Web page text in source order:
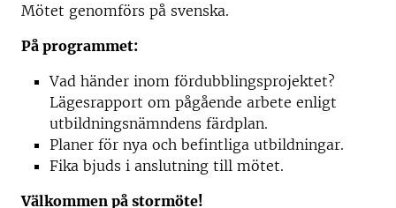
Mötet genomförs på svenska.
På programmet:
Vad händer inom fördubblingsprojektet?
Lägesrapport om pågående arbete enligt
utbildningsnämndens färdplan.
Planer för nya och befintliga utbildningar.
Fika bjuds i anslutning till mötet.
Välkommen på stormöte!